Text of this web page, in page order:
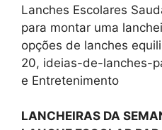
Lanches Escolares
para montar uma
opções de lanches
20, ideias-de-lanches-
e Entretenimento
LANCHEIRAS DA